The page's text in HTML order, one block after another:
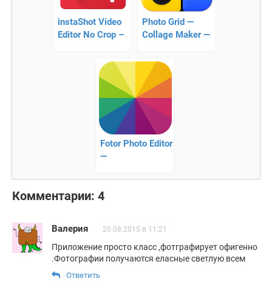
instaShot Video
Editor No Crop –
показать себя в
Photo Grid —
Collage Maker —
для создания
коллажей
Fotor Photo Editor
—
фоторедактор
Комментарии: 4
Валерия 20.08.2015 в 11:21
Приложение просто класс ,фотграфирует офигенно
.Фотографии получаются еласные светлую всем
Ответить